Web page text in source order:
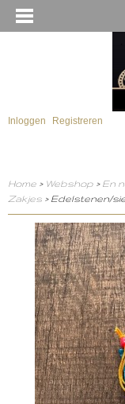
Inloggen Registreren
Home > Webshop > En
Zakjes > Edelstenen/